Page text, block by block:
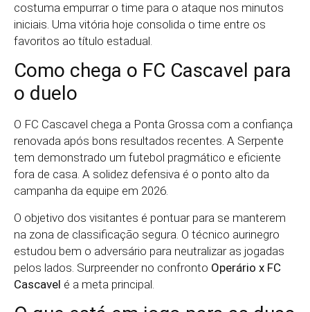
costuma empurrar o time para o ataque nos minutos
iniciais. Uma vitória hoje consolida o time entre os
favoritos ao título estadual.
Como chega o FC Cascavel para
o duelo
O FC Cascavel chega a Ponta Grossa com a confiança
renovada após bons resultados recentes. A Serpente
tem demonstrado um futebol pragmático e eficiente
fora de casa. A solidez defensiva é o ponto alto da
campanha da equipe em 2026.
O objetivo dos visitantes é pontuar para se manterem
na zona de classificação segura. O técnico aurinegro
estudou bem o adversário para neutralizar as jogadas
pelos lados. Surpreender no confronto Operário x FC
Cascavel é a meta principal.